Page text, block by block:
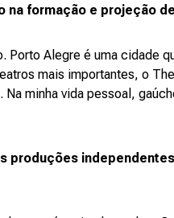
na formação e projeção
Porto Alegre é uma cidade
mais importantes, o
minha vida pessoal,
produções